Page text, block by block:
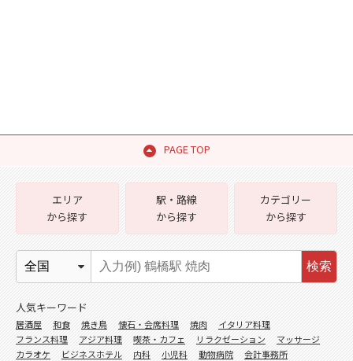
PAGE TOP
エリア
から探す
駅・路線
から探す
カテゴリー
から探す
検索
人気キーワード
居酒屋 和食 焼き鳥 懐石・会席料理 焼肉
イタリア料理
フランス料理
アジア料理 喫茶・カフェ リラクゼーション
マッサージ
カラオケ
ビジネスホテル 内科 小児科 動物病院
会計事務所